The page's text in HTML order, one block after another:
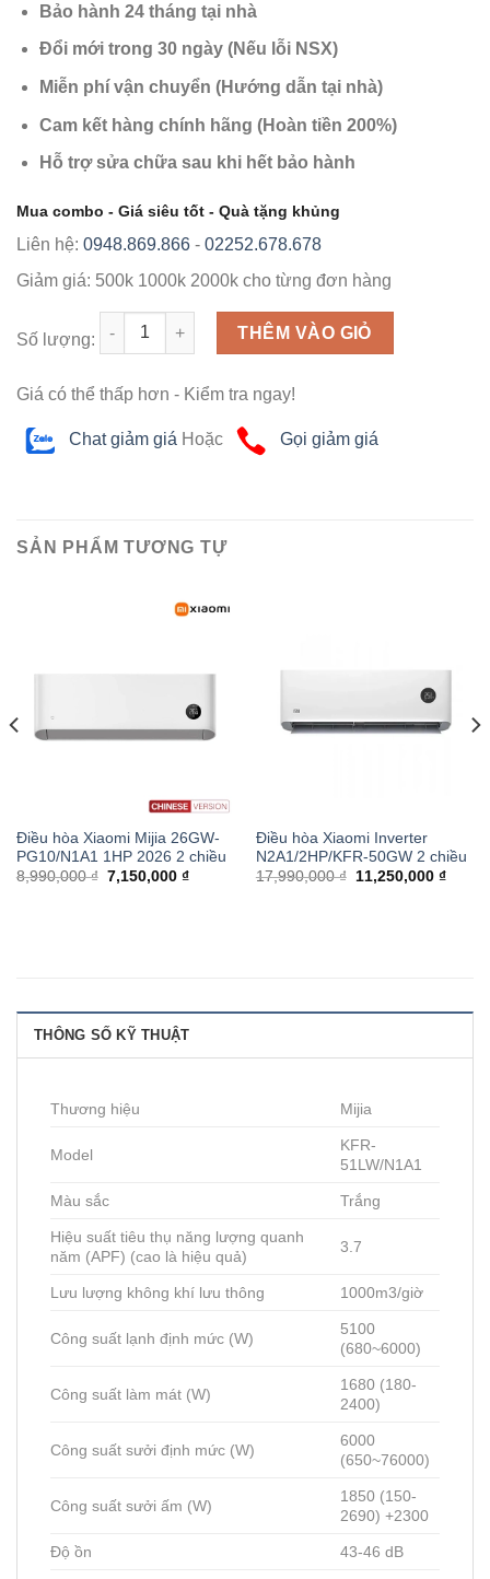
Bảo hành 24 tháng tại nhà
Đổi mới trong 30 ngày (Nếu lỗi NSX)
Miễn phí vận chuyển (Hướng dẫn tại nhà)
Cam kết hàng chính hãng (Hoàn tiền 200%)
Hỗ trợ sửa chữa sau khi hết bảo hành
Mua combo - Giá siêu tốt - Quà tặng khủng
Liên hệ: 0948.869.866 - 02252.678.678
Giảm giá: 500k 1000k 2000k cho từng đơn hàng
Số lượng:
Số lượng THÊM VÀO GIỎ
Giá có thể thấp hơn - Kiểm tra ngay!
Chat giảm giá Hoặc Gọi giảm giá
SẢN PHẨM TƯƠNG TỰ
Điều hòa Xiaomi Mijia 26GW-
PG10/N1A1 1HP 2026 2 chiều
8,990,000 ₫ 7,150,000 ₫
Điều hòa Xiaomi Inverter
N2A1/2HP/KFR-50GW 2 chiều
17,990,000 ₫ 11,250,000 ₫
THÔNG SỐ KỸ THUẬT
Thương hiệu Mijia
Model
KFR-
51LW/N1A1
Màu sắc Trắng
Hiệu suất tiêu thụ năng lượng quanh
năm (APF) (cao là hiệu quả)
3.7
Lưu lượng không khí lưu thông 1000m3/giờ
Công suất lạnh định mức (W)
5100
(680~6000)
Công suất làm mát (W)
1680 (180-
2400)
Công suất sưởi định mức (W)
6000
(650~76000)
Công suất sưởi ấm (W)
1850 (150-
2690) +2300
Độ ồn 43-46 dB